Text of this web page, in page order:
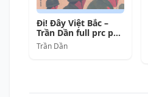
Đi! Đây Việt Bắc –
Trần Dần full prc pdf
epub azw3 [Thơ Ca]
Trần Dần